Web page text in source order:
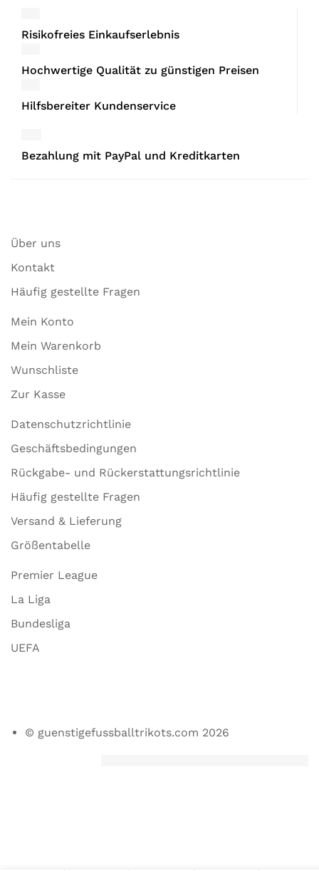
Risikofreies Einkaufserlebnis
Hochwertige Qualität zu günstigen Preisen
Hilfsbereiter Kundenservice
Bezahlung mit PayPal und Kreditkarten
Über uns
Kontakt
Häufig gestellte Fragen
Mein Konto
Mein Warenkorb
Wunschliste
Zur Kasse
Datenschutzrichtlinie
Geschäftsbedingungen
Rückgabe- und Rückerstattungsrichtlinie
Häufig gestellte Fragen
Versand & Lieferung
Größentabelle
Premier League
La Liga
Bundesliga
UEFA
© guenstigefussballtrikots.com 2026